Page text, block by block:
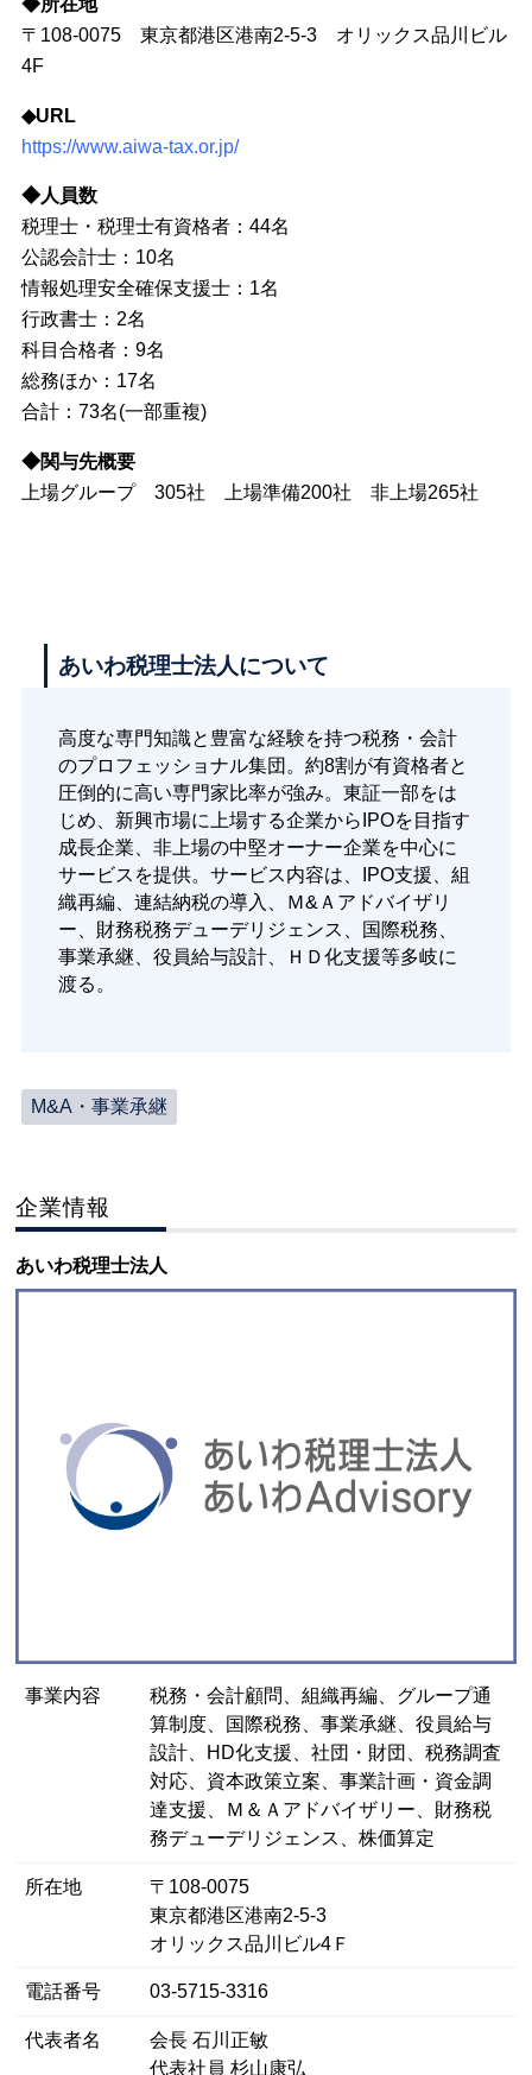
◆所在地
〒108-0075 東京都港区港南2-5-3 オリックス品川ビル
4F
◆URL
https://www.aiwa-tax.or.jp/
◆人員数
税理士・税理士有資格者：44名
公認会計士：10名
情報処理安全確保支援士：1名
行政書士：2名
科目合格者：9名
総務ほか：17名
合計：73名(一部重複)
◆関与先概要
上場グループ 305社 上場準備200社 非上場265社
あいわ税理士法人について
高度な専門知識と豊富な経験を持つ税務・会計
のプロフェッショナル集団。約8割が有資格者と
圧倒的に高い専門家比率が強み。東証一部をは
じめ、新興市場に上場する企業からIPOを目指す
成長企業、非上場の中堅オーナー企業を中心に
サービスを提供。サービス内容は、IPO支援、組
織再編、連結納税の導入、Ｍ&Ａアドバイザリ
ー、財務税務デューデリジェンス、国際税務、
事業承継、役員給与設計、ＨＤ化支援等多岐に
渡る。
M&A・事業承継
企業情報
あいわ税理士法人
事業内容
税務・会計顧問、組織再編、グループ通
算制度、国際税務、事業承継、役員給与
設計、HD化支援、社団・財団、税務調査
対応、資本政策立案、事業計画・資金調
達支援、Ｍ＆Ａアドバイザリー、財務税
務デューデリジェンス、株価算定
所在地
〒108-0075
東京都港区港南2-5-3
オリックス品川ビル4Ｆ
電話番号 03-5715-3316
代表者名
会長 石川正敏
代表社員 杉山康弘